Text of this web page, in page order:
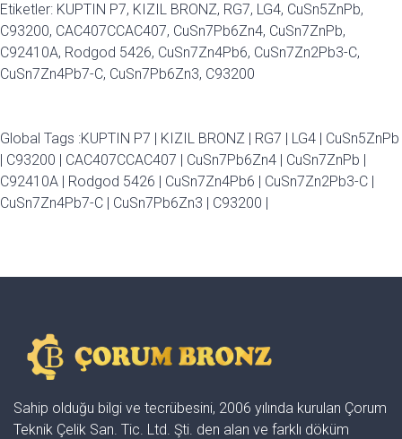
Etiketler: KUPTIN P7, KIZIL BRONZ, RG7, LG4, CuSn5ZnPb,
C93200, CAC407CCAC407, CuSn7Pb6Zn4, CuSn7ZnPb,
C92410A, Rodgod 5426, CuSn7Zn4Pb6, CuSn7Zn2Pb3-C,
CuSn7Zn4Pb7-C, CuSn7Pb6Zn3, C93200
Global Tags :KUPTIN P7 | KIZIL BRONZ | RG7 | LG4 | CuSn5ZnPb
| C93200 | CAC407CCAC407 | CuSn7Pb6Zn4 | CuSn7ZnPb |
C92410A | Rodgod 5426 | CuSn7Zn4Pb6 | CuSn7Zn2Pb3-C |
CuSn7Zn4Pb7-C | CuSn7Pb6Zn3 | C93200 |
Sahip olduğu bilgi ve tecrübesini, 2006 yılında kurulan Çorum
Teknik Çelik San. Tic. Ltd. Şti. den alan ve farklı döküm